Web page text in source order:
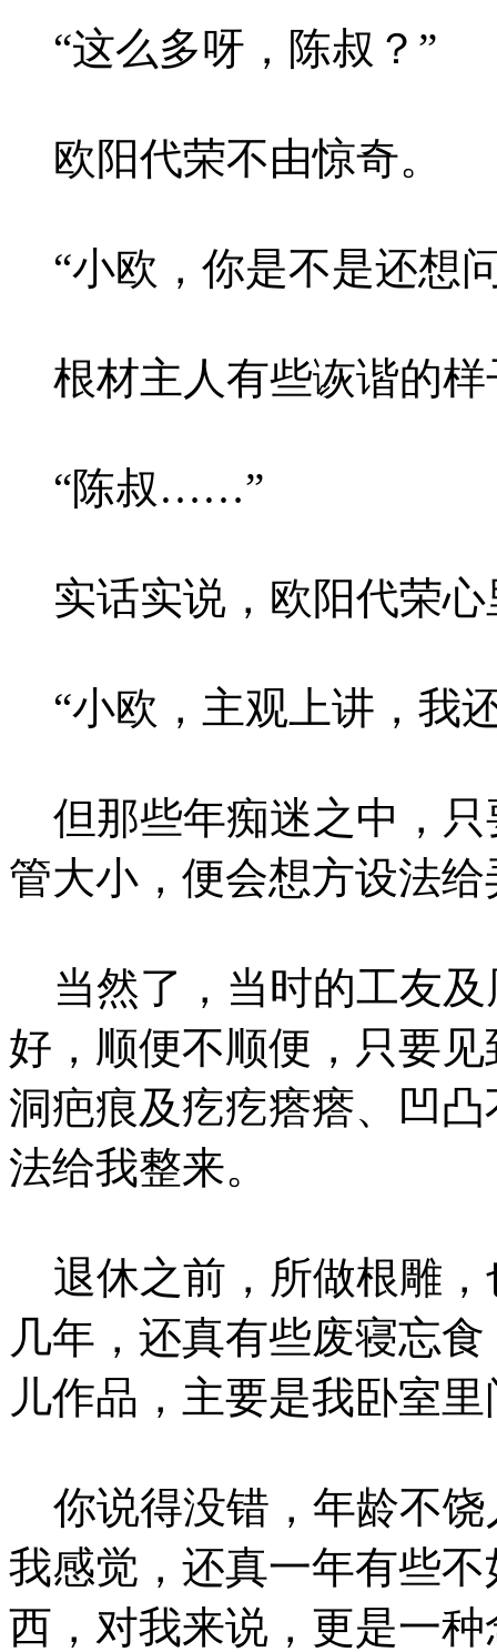
“这么多呀，陈叔？”
欧阳代荣不由惊奇。
“小欧，你是不是还想
根材主人有些诙谐的样
“陈叔……”
实话实说，欧阳代荣心
“小欧，主观上讲，我
但那些年痴迷之中，只
管大小，便会想方设法
当然了，当时的工友及
好，顺便不顺便，只要
洞疤痕及疙疙瘩瘩、凹
法给我整来。
退休之前，所做根雕，
几年，还真有些废寝忘
儿作品，主要是我卧室
你说得没错，年龄不饶
我感觉，还真一年有些
西，对我来说，更是一